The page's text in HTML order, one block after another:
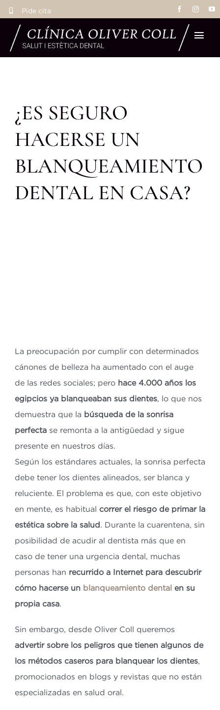
Saltar
contenido
Pide cita
¿ES SEGURO
HACERSE UN
BLANQUEAMIENTO
DENTAL EN CASA?
La preocupación por cumplir con determinados
cánones de belleza ha aumentado con el auge
de las redes sociales; perohace 4.000 años los
egipcios ya blanqueaban sus dientes, lo que nos
demuestra que la búsqueda de la sonrisa
perfectase remonta a la antigüedad y sigue
presente en nuestros días.
Según los estándares actuales, la sonrisa perfecta
debe tener los dientes alineados, ser blanca y
reluciente. El problema es que, con este objetivo
en mente, es habitual correr el riesgo de primar la
estética sobre la salud. Durante la cuarentena, sin
posibilidad de acudir al dentista más que en
caso de tener una urgencia dental, muchas
personas han recurrido a Internet para descubrir
cómo hacerse un blanqueamiento dentalen su
propia casa.
Sin embargo, desde Oliver Coll queremos
advertir sobre los peligros que tienen algunos de
los métodos caseros para blanquear los dientes,
promocionados en blogs y revistas que no están
especializadas en salud oral.